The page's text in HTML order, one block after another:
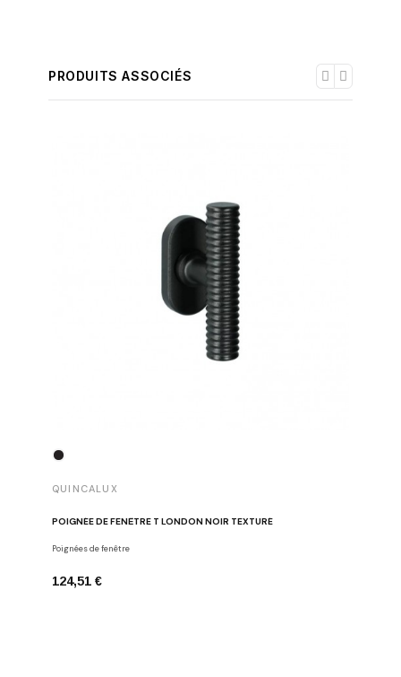
PRODUITS ASSOCIÉS
QUINCALUX
POIGNÉE DE FENÊTRE T LONDON NOIR TEXTURÉ
Poignées de fenêtre
124,51 €